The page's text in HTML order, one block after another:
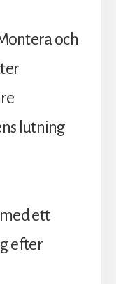
och
lutning
ett
efter